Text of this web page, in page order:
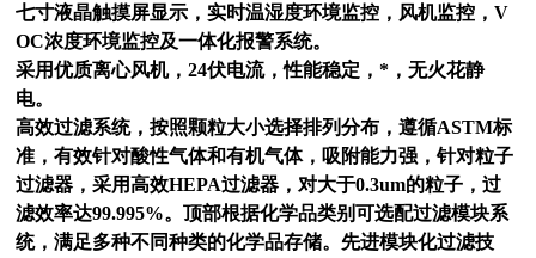
七寸液晶触摸屏显示，实时温湿度环境监控，风机监控，V
OC浓度环境监控及一体化报警系统。
采用优质离心风机，24伏电流，性能稳定，*，无火花静
电。
高效过滤系统，按照颗粒大小选择排列分布，遵循ASTM标
准，有效针对酸性气体和有机气体，吸附能力强，针对粒子
过滤器，采用高效HEPA过滤器，对大于0.3um的粒子，过
滤效率达99.995%。顶部根据化学品类别可选配过滤模块系
统，满足多种不同种类的化学品存储。先进模块化过滤技